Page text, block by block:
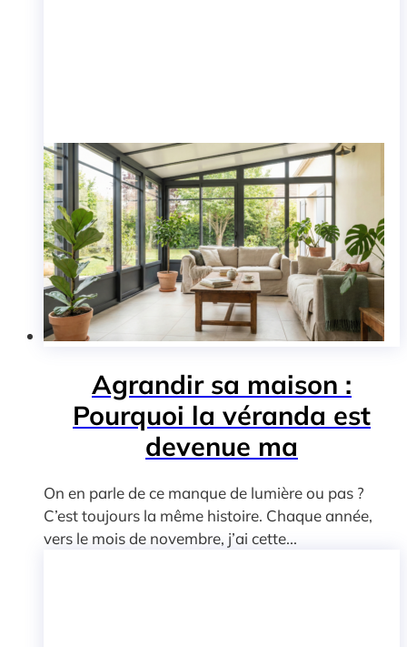
Agrandir sa maison :
Pourquoi la véranda est
devenue ma
On en parle de ce manque de lumière ou pas ?
C’est toujours la même histoire. Chaque année,
vers le mois de novembre, j’ai cette...